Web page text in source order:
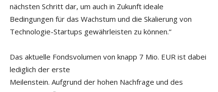
nächsten Schritt dar, um auch in Zukunft ideale
Bedingungen für das Wachstum und die Skalierung von
Technologie-Startups gewährleisten zu können.“
Das aktuelle Fondsvolumen von knapp 7 Mio. EUR ist dabei
lediglich der erste
Meilenstein. Aufgrund der hohen Nachfrage und des